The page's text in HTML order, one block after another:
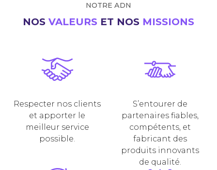
NOTRE ADN
NOS VALEURS ET NOS MISSIONS
Respecter nos clients
et apporter le
meilleur service
possible.
S’entourer de
partenaires fiables,
compétents, et
fabricant des
produits innovants
de qualité.